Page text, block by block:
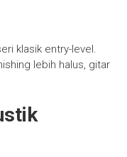
klasik entry-level.
lebih halus, gitar